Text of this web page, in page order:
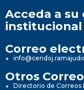
Acceda a
institucional
Correo
Otros
Directorio de Correos